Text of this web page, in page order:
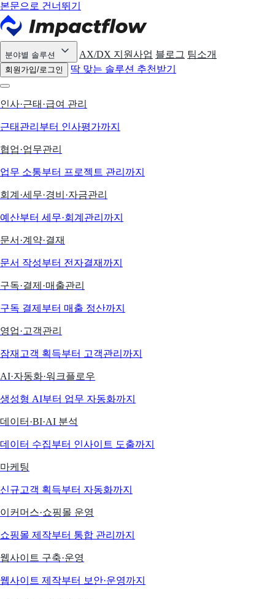
본문으로 건너뛰기
분야별 솔루션 AX/DX 지원사업 블로그 팀소개
회원가입/로그인 딱 맞는 솔루션 추천받기
인사·근태·급여 관리
근태관리부터 인사평가까지
협업·업무관리
업무 소통부터 프로젝트 관리까지
회계·세무·경비·자금관리
예산부터 세무·회계관리까지
문서·계약·결재
문서 작성부터 전자결재까지
구독·결제·매출관리
구독 결제부터 매출 정산까지
영업·고객관리
잠재고객 획득부터 고객관리까지
AI·자동화·워크플로우
생성형 AI부터 업무 자동화까지
데이터·BI·AI 분석
데이터 수집부터 인사이트 도출까지
마케팅
신규고객 획득부터 자동화까지
이커머스·쇼핑몰 운영
쇼핑몰 제작부터 통합 관리까지
웹사이트 구축·운영
웹사이트 제작부터 보안·운영까지